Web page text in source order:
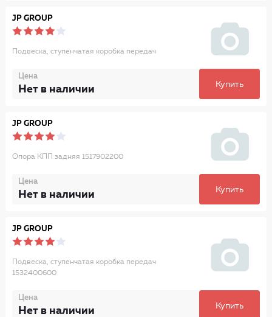
JP GROUP
Подвеска, ступенчатая коробка передач
Цена
Нет в наличии Купить
JP GROUP
Опора КПП задняя 1517902200
Цена
Нет в наличии Купить
JP GROUP
Подвеска, ступенчатая коробка передач
1532400600
Цена
Нет в наличии Купить